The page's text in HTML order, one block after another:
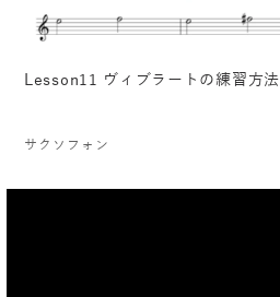
Lesson11 ヴィブラートの練習方法
サクソフォン